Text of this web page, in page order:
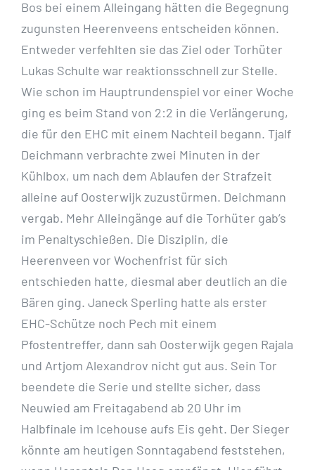
Bos bei einem Alleingang hätten die Begegnung
zugunsten Heerenveens entscheiden können.
Entweder verfehlten sie das Ziel oder Torhüter
Lukas Schulte war reaktionsschnell zur Stelle.
Wie schon im Hauptrundenspiel vor einer Woche
ging es beim Stand von 2:2 in die Verlängerung,
die für den EHC mit einem Nachteil begann. Tjalf
Deichmann verbrachte zwei Minuten in der
Kühlbox, um nach dem Ablaufen der Strafzeit
alleine auf Oosterwijk zuzustürmen. Deichmann
vergab. Mehr Alleingänge auf die Torhüter gab’s
im Penaltyschießen. Die Disziplin, die
Heerenveen vor Wochenfrist für sich
entschieden hatte, diesmal aber deutlich an die
Bären ging. Janeck Sperling hatte als erster
EHC-Schütze noch Pech mit einem
Pfostentreffer, dann sah Oosterwijk gegen Rajala
und Artjom Alexandrov nicht gut aus. Sein Tor
beendete die Serie und stellte sicher, dass
Neuwied am Freitagabend ab 20 Uhr im
Halbfinale im Icehouse aufs Eis geht. Der Sieger
könnte am heutigen Sonntagabend feststehen,